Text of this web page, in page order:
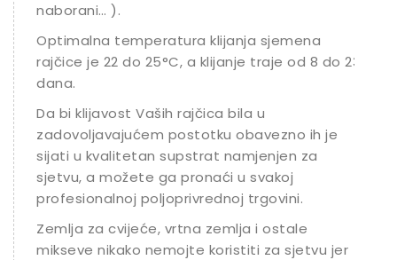
naborani… ).
Optimalna temperatura klijanja sjemena
rajčice je 22 do 25°C, a klijanje traje od 8 do 23
dana.
Da bi klijavost Vaših rajčica bila u
zadovoljavajućem postotku obavezno ih je
sijati u kvalitetan supstrat namjenjen za
sjetvu, a možete ga pronaći u svakoj
profesionalnoj poljoprivrednoj trgovini.
Zemlja za cvijeće, vrtna zemlja i ostale
mikseve nikako nemojte koristiti za sjetvu jer